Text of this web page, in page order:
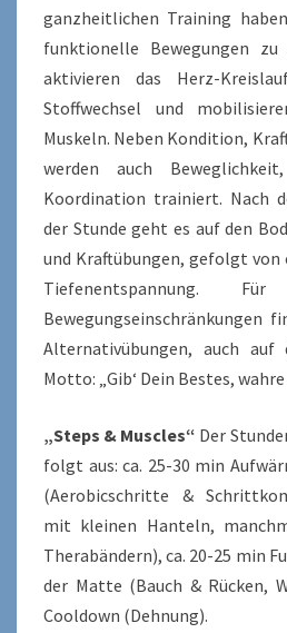
ganzheitlichen Training
funktionelle Bewegungen zu
aktivieren das Herz-
Stoffwechsel und
Muskeln. Neben Kondition,
werden auch
Koordination trainiert. Nach
der Stunde geht es auf den
und Kraftübungen, gefolgt von
Tiefenentspannung.
Bewegungseinschränkungen
Alternativübungen, auch
Motto: „Gib‘ Dein Bestes,
„Steps & Muscles“ Der
folgt aus: ca. 25-30 min
(Aerobicschritte &
mit kleinen Hanteln,
Therabändern), ca. 20-25 min
der Matte (Bauch & Rücken,
Cooldown (Dehnung).